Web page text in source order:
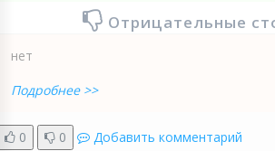
Отрицательные
нет
Подробнее >>
0 0 Добавить комментарий